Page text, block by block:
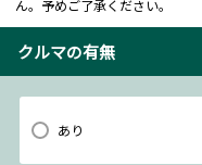
ん。予めご了承ください。
クルマの有無
あり